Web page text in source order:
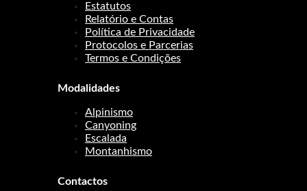
Estatutos
Relatório e Contas
Política de Privacidade
Protocolos e Parcerias
Termos e Condições
Modalidades
Alpinismo
Canyoning
Escalada
Montanhismo
Contactos